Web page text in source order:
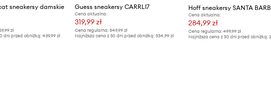
sneakersy damskie
zł
dni przed obniżką:439,99 zł
Guess sneakersy CARRLI7
Cena aktualna:
319,99 zł
Cena regularna: 549,99 zł
Najniższa cena z 30 dni przed obniżką: 334,99 zł
Hoff sneakersy SANTA
Cena aktualna:
284,99 zł
Cena regularna: 499,99 zł
Najniższa cena z 30 dni przed obniżką: